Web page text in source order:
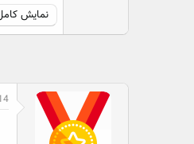
مترادف
برابر پارسی
نمایش